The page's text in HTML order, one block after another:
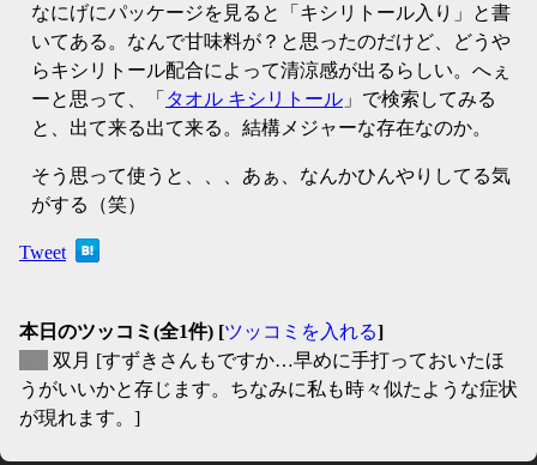
なにげにパッケージを見ると「キシリトール入り」と書
いてある。なんで甘味料が？と思ったのだけど、どうや
らキシリトール配合によって清涼感が出るらしい。へぇ
ーと思って、「 タオル キシリトール 」で検索してみる
と、出て来る出て来る。結構メジャーな存在なのか。
そう思って使うと、、、あぁ、なんかひんやりしてる気
がする（笑）
Tweet
本日のツッコミ(全1件) [ツッコミを入れる]
双月 [すずきさんもですか…早めに手打っておいたほ
うがいいかと存じます。ちなみに私も時々似たような症状
が現れます。]